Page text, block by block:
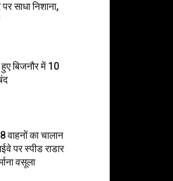
साधा निशाना,
बिजनौर में 10
वाहनों का चालान
पर स्पीड राडार
वसूला